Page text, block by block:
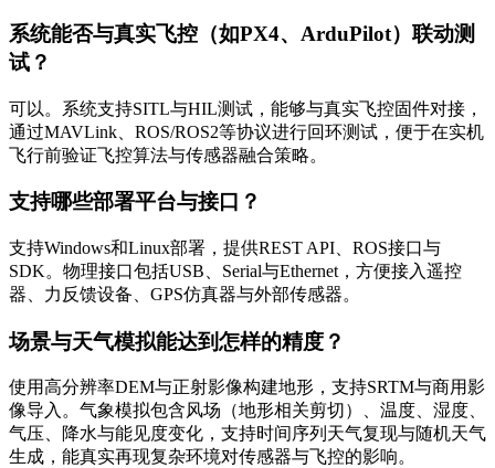
系统能否与真实飞控（如PX4、ArduPilot）联动测
试？
可以。系统支持SITL与HIL测试，能够与真实飞控固件对接，
通过MAVLink、ROS/ROS2等协议进行回环测试，便于在实机
飞行前验证飞控算法与传感器融合策略。
支持哪些部署平台与接口？
支持Windows和Linux部署，提供REST API、ROS接口与
SDK。物理接口包括USB、Serial与Ethernet，方便接入遥控
器、力反馈设备、GPS仿真器与外部传感器。
场景与天气模拟能达到怎样的精度？
使用高分辨率DEM与正射影像构建地形，支持SRTM与商用影
像导入。气象模拟包含风场（地形相关剪切）、温度、湿度、
气压、降水与能见度变化，支持时间序列天气复现与随机天气
生成，能真实再现复杂环境对传感器与飞控的影响。